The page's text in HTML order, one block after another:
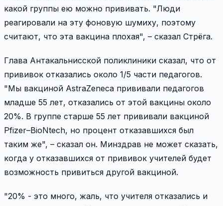
какой группы ею можно прививать. "Люди
реагировали на эту фоновую шумиху, поэтому
считают, что эта вакцина плохая", – сказал Стрёга.
Глава Антакальнисской поликлиники сказал, что от
прививок отказались около 1/5 части педагогов.
"Мы вакциной AstraZenecа прививали педагогов
младше 55 лет, отказались от этой вакцины около
20%. В группе старше 55 лет прививали вакциной
Pfizer–BioNtech, но процент отказавшихся был
таким же", – сказал он. Минздрав не может сказать,
когда у отказавшихся от прививок учителей будет
возможность привиться другой вакциной.
"20% - это много, жаль, что учителя отказались и